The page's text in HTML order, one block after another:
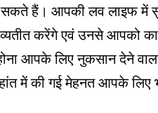
सकते हैं। आपकी लव लाइफ
करेंगे एवं उनसे आपको
आपके लिए नुकसान देने
में की गई मेहनत आपके